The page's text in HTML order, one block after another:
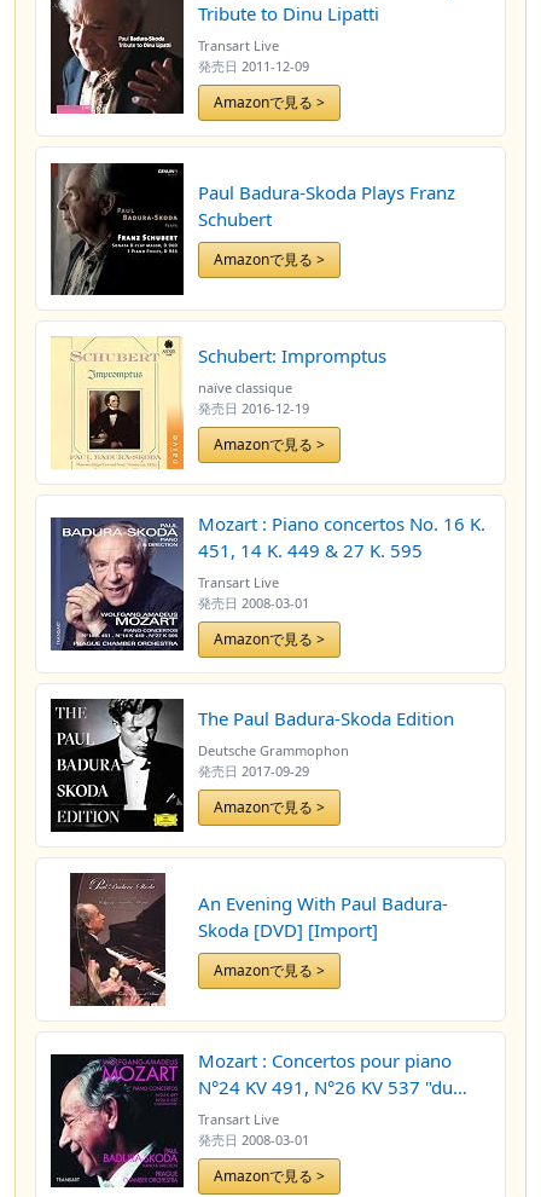
Tribute to Dinu Lipatti
Transart Live
発売日 2011-12-09
Amazonで見る >
Paul Badura-Skoda Plays Franz
Schubert
Amazonで見る >
Schubert: Impromptus
naïve classique
発売日 2016-12-19
Amazonで見る >
Mozart : Piano concertos No. 16 K.
451, 14 K. 449 & 27 K. 595
Transart Live
発売日 2008-03-01
Amazonで見る >
The Paul Badura-Skoda Edition
Deutsche Grammophon
発売日 2017-09-29
Amazonで見る >
An Evening With Paul Badura-
Skoda [DVD] [Import]
Amazonで見る >
Mozart : Concertos pour piano
N°24 KV 491, N°26 KV 537 "du
Couronnement" - Piano Concertos
No. 24 K. 491, No. 26 K. 537
"Coronation"
Transart Live
発売日 2008-03-01
Amazonで見る >